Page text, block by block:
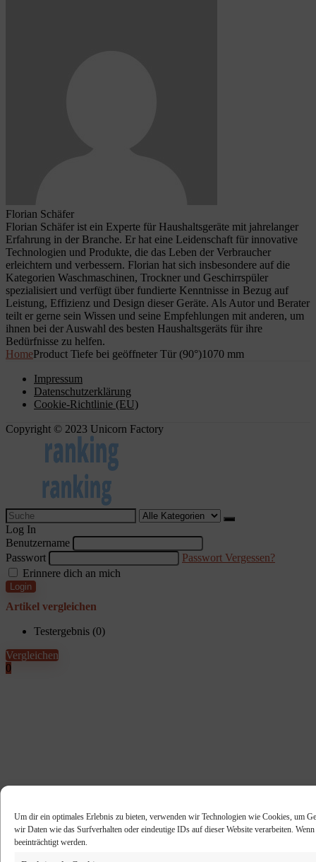
Um dir ein optimales Erlebnis zu bieten, verwenden wir Technologien wie Cookies, um
wir Daten wie das Surfverhalten oder eindeutige IDs auf dieser Website verarbeiten.
beeinträchtigt werden.
Florian Schäfer
Florian Schäfer ist ein Experte für Haushaltsgeräte mit jahrelanger
Erfahrung in der Branche. Er hat eine Leidenschaft für innovative
Technologien und Produkte, die das Leben der Verbraucher
erleichtern und verbessern. Florian hat sich insbesondere auf die
Kategorien Waschmaschinen, Trockner und Geschirrspüler
spezialisiert und verfügt über fundierte Kenntnisse in Bezug auf
Leistung, Effizienz und Design dieser Geräte. Als Autor und Berater
teilt er gerne sein Wissen und seine Empfehlungen mit anderen, um
ihnen bei der Auswahl des besten Haushaltsgeräts für ihre
Bedürfnisse zu helfen.
HomeProduct Tiefe bei geöffneter Tür (90°)1070 mm
Impressum
Datenschutzerklärung
Cookie-Richtlinie (EU)
Copyright © 2023 Unicorn Factory
Search
for:
Log In
Benutzername
Passwort
Passwort Vergessen?
Erinnere dich an mich
Login
Artikel vergleichen
Testergebnis (0)
Vergleichen
0